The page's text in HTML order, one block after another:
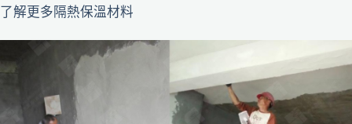
了解更多隔熱保溫材料